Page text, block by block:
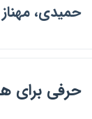
حميدي، مهناز
حرفي براي